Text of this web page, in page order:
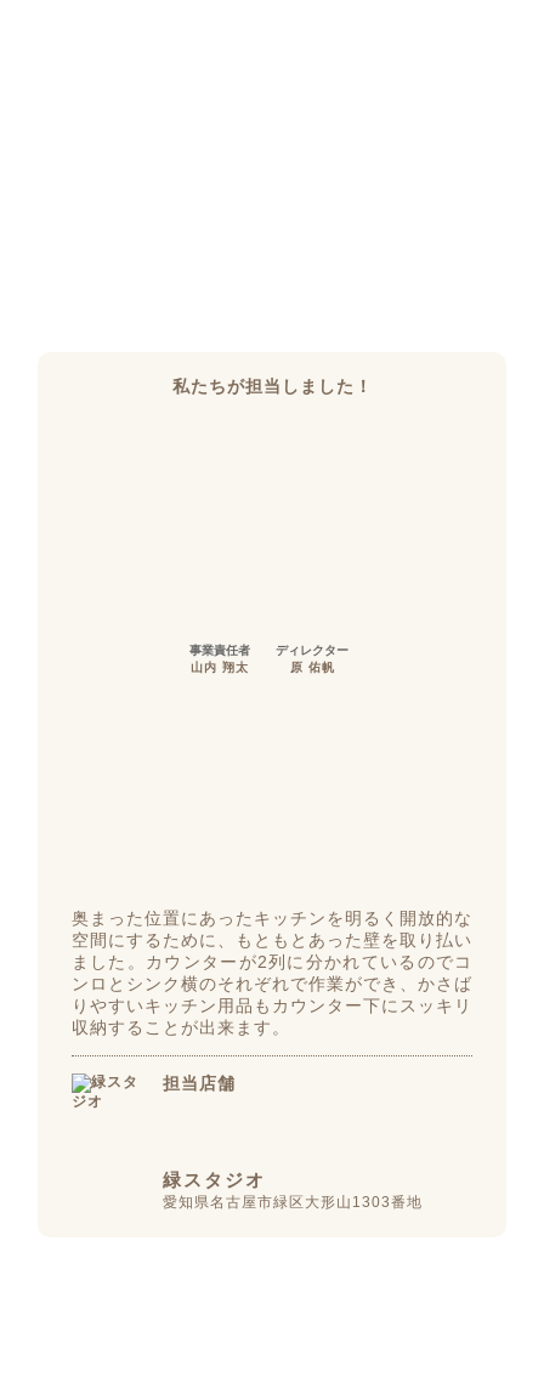
私たちが担当しました！
事業責任者
山内 翔太
ディレクター
原 佑帆
奥まった位置にあったキッチンを明るく開放的な
空間にするために、もともとあった壁を取り払い
ました。カウンターが2列に分かれているのでコ
ンロとシンク横のそれぞれで作業ができ、かさば
りやすいキッチン用品もカウンター下にスッキリ
収納することが出来ます。
担当店舗
緑スタジオ
愛知県名古屋市緑区大形山1303番地